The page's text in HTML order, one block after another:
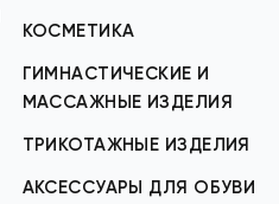
КОСМЕТИКА
ГИМНАСТИЧЕСКИЕ И
МАССАЖНЫЕ ИЗДЕЛИЯ
ТРИКОТАЖНЫЕ ИЗДЕЛИЯ
АКСЕССУАРЫ ДЛЯ ОБУВИ